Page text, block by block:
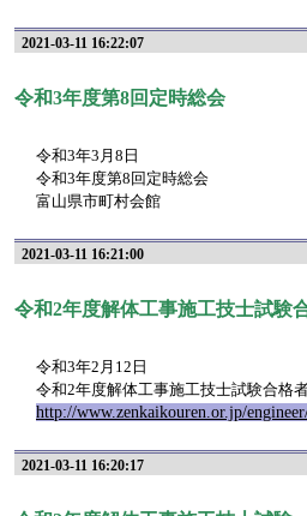
2021-03-11 16:22:07
令和3年度第8回定時総会
令和3年3月8日
令和3年度第8回定時総会
富山県市町村会館
2021-03-11 16:21:00
令和2年度解体工事施工技士試験
令和3年2月12日
令和2年度解体工事施工技士試験合格
http://www.zenkaikouren.or.jp/
2021-03-11 16:20:17